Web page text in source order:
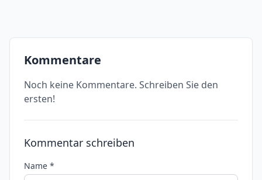
Kommentare
Noch keine Kommentare. Schreiben Sie den
ersten!
Kommentar schreiben
Name *